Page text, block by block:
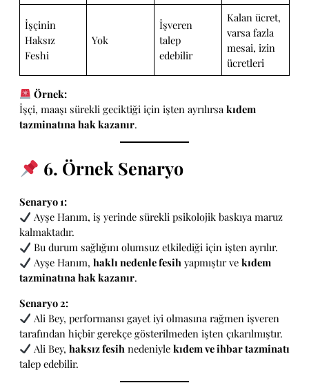
İşçinin
Haksız
Feshi
Yok
İşveren
talep
edebilir
Kalan ücret,
varsa fazla
mesai, izin
ücretleri
Örnek:
İşçi, maaşı sürekli geciktiği için işten ayrılırsa kıdem
tazminatına hak kazanır.
6. Örnek Senaryo
Senaryo 1:
Ayşe Hanım, iş yerinde sürekli psikolojik baskıya maruz
kalmaktadır.
Bu durum sağlığını olumsuz etkilediği için işten ayrılır.
Ayşe Hanım, haklı nedenle fesihyapmıştır ve kıdem
tazminatına hak kazanır.
Senaryo 2:
Ali Bey, performansı gayet iyi olmasına rağmen işveren
tarafından hiçbir gerekçe gösterilmeden işten çıkarılmıştır.
Ali Bey, haksız fesih nedeniyle kıdem ve ihbar tazminatı
talep edebilir.